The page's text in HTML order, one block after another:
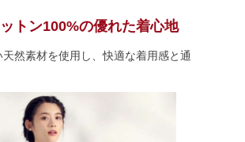
トン100%の優れた着心地
天然素材を使用し、快適な着用感と通